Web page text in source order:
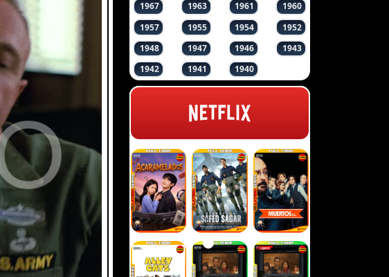
1967
1963 1961
1960
1957
1955 1954
1952
1948
1947 1946
1943
1942
1941 1940